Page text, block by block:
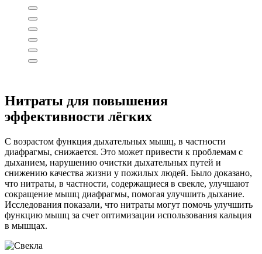
Нитраты для повышения
эффективности лёгких
С возрастом функция дыхательных мышц, в частности
диафрагмы, снижается. Это может привести к проблемам с
дыханием, нарушению очистки дыхательных путей и
снижению качества жизни у пожилых людей. Было доказано,
что нитраты, в частности, содержащиеся в свекле, улучшают
сокращение мышц диафрагмы, помогая улучшить дыхание.
Исследования показали, что нитраты могут помочь улучшить
функцию мышц за счет оптимизации использова­ния кальция
в мышцах.